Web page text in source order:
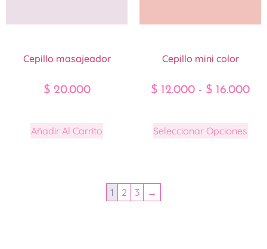
Cepillo masajeador
$20.000
Añadir Al Carrito
Cepillo mini color
$ 12.000 - $ 16.000
Seleccionar Opciones
1 2 3 →